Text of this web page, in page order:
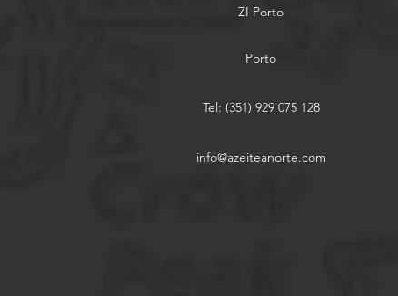
ZI Porto
Porto
Tel: (351) 929 075 128
info@azeiteanorte.com